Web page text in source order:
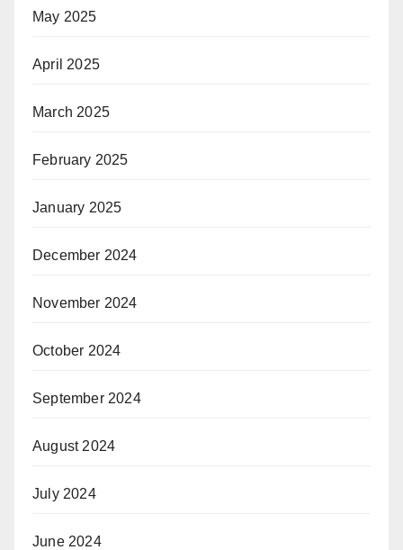
May 2025
April 2025
March 2025
February 2025
January 2025
December 2024
November 2024
October 2024
September 2024
August 2024
July 2024
June 2024